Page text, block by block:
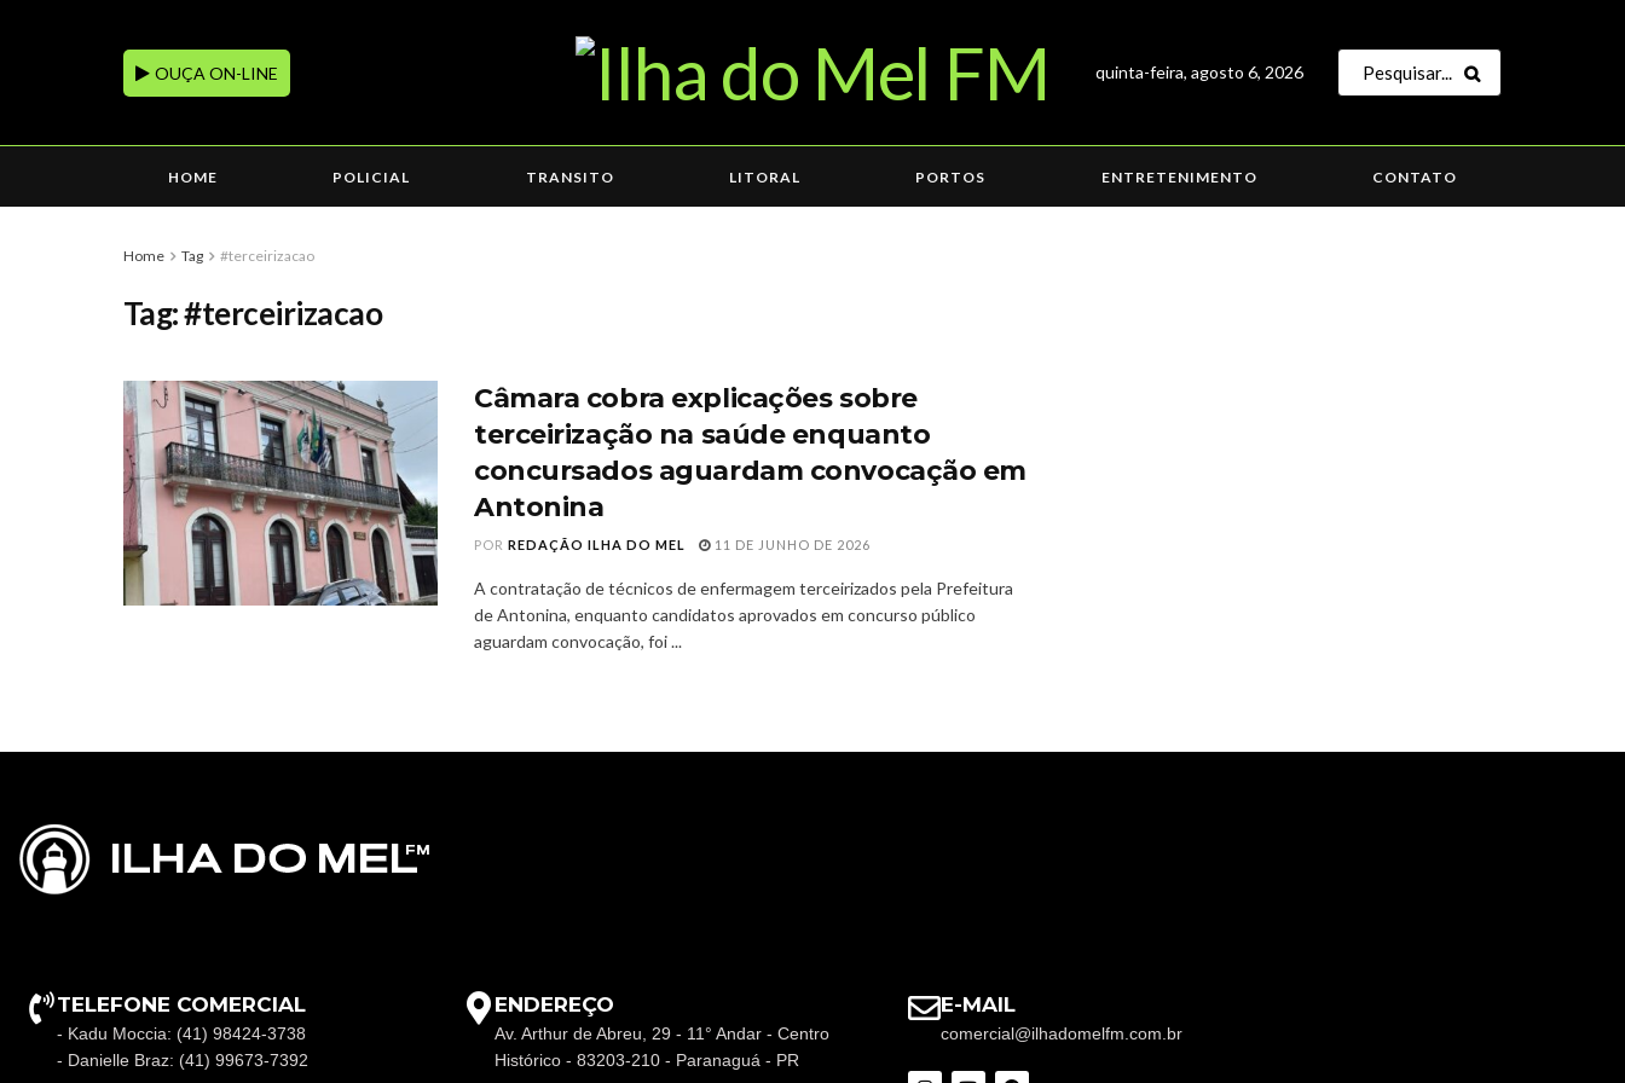
OUÇA ON-LINE quinta-feira, agosto 6, 2026
HOME POLICIAL TRANSITO LITORAL PORTOS ENTRETENIMENTO CONTATO
Home Tag #terceirizacao
Tag:#terceirizacao
Câmara cobra explicações sobre
terceirização na saúde enquanto
concursados aguardam convocação em
Antonina
POR REDAÇÃO ILHA DO MEL 11 DE JUNHO DE 2026
A contratação de técnicos de enfermagem terceirizados pela Prefeitura
de Antonina, enquanto candidatos aprovados em concurso público
aguardam convocação, foi ...
TELEFONE COMERCIAL
- Kadu Moccia: (41) 98424-3738
- Danielle Braz: (41) 99673-7392
ENDEREÇO
Av. Arthur de Abreu, 29 - 11° Andar - Centro
Histórico - 83203-210 - Paranaguá - PR
E-MAIL
comercial@ilhadomelfm.com.br